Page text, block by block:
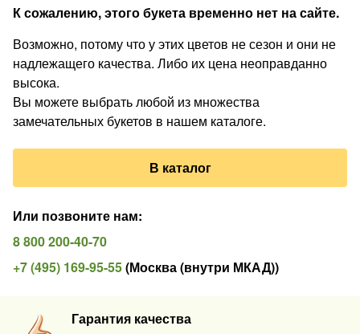
К сожалению, этого букета временно нет на сайте.
Возможно, потому что у этих цветов не сезон и они не
надлежащего качества. Либо их цена неоправданно
высока.
Вы можете выбрать любой из множества
замечательных букетов в нашем каталоге.
В каталог
Или позвоните нам:
8 800 200-40-70
+7 (495) 169-95-55(Москва (внутри МКАД))
Гарантия качества